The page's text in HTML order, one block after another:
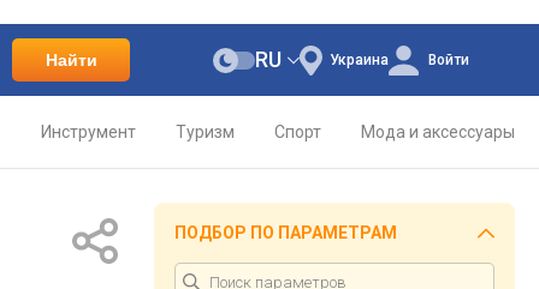
Найти Украина
RU Войти
Инструмент Туризм Спорт Мода и аксессуары
ПОДБОР ПО ПАРАМЕТРАМ